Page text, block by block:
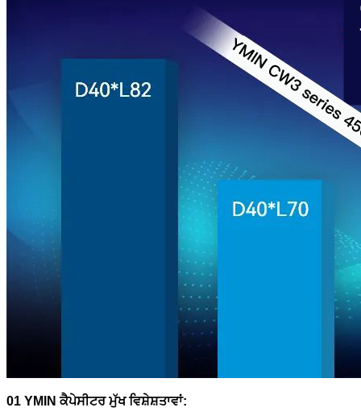
01 YMIN ਕੈਪੇਸੀਟਰ ਮੁੱਖ ਵਿਸ਼ੇਸ਼ਤਾਵਾਂ: